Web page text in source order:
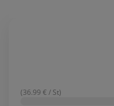
(36.99 € / St)